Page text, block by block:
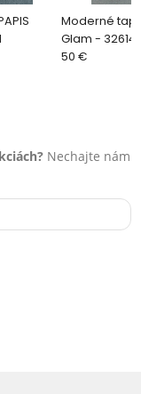
Moderné
Glam - 32614
50 €
Nechajte nám